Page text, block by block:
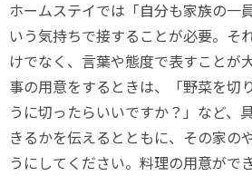
ホームステイでは「自分も家族の一
いう気持ちで接することが必要。そ
けでなく、言葉や態度で表すことが
事の用意をするときは、「野菜を切
うに切ったらいいですか？」など、
きるかを伝えるとともに、その家の
うにしてください。料理の用意がで